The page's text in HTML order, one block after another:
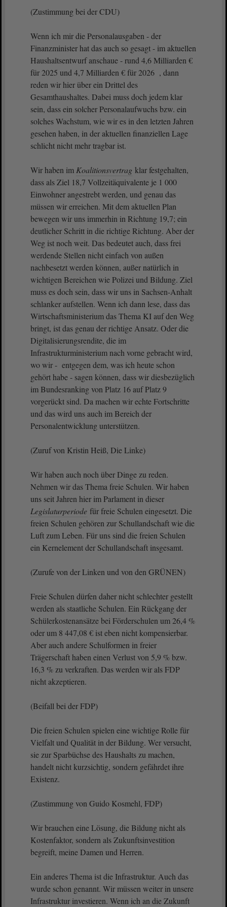
(Zustimmung bei der CDU)
Wenn ich mir die Personalausgaben - der
Finanzminister hat das auch so gesagt - im aktuellen
Haushaltsentwurf anschaue - rund 4,6 Milliarden €
für 2025 und 4,7 Milliarden € für 2026 , dann
reden wir hier über ein Drittel des
Gesamthaushaltes. Dabei muss doch jedem klar
sein, dass ein solcher Personalaufwuchs bzw. ein
solches Wachstum, wie wir es in den letzten Jahren
gesehen haben, in der aktuellen finanziellen Lage
schlicht nicht mehr tragbar ist.
Wir haben im Koalitionsvertrag klar festgehalten,
dass als Ziel 18,7 Vollzeitäquivalente je 1 000
Einwohner angestrebt werden, und genau das
müssen wir erreichen. Mit dem aktuellen Plan
bewegen wir uns immerhin in Richtung 19,7; ein
deutlicher Schritt in die richtige Richtung. Aber der
Weg ist noch weit. Das bedeutet auch, dass frei
werdende Stellen nicht einfach von außen
nachbesetzt werden können, außer natürlich in
wichtigen Bereichen wie Polizei und Bildung. Ziel
muss es doch sein, dass wir uns in Sachsen-Anhalt
schlanker aufstellen. Wenn ich dann lese, dass das
Wirtschaftsministerium das Thema KI auf den Weg
bringt, ist das genau der richtige Ansatz. Oder die
Digitalisierungsrendite, die im
Infrastrukturministerium nach vorne gebracht wird,
wo wir - entgegen dem, was ich heute schon
gehört habe - sagen können, dass wir diesbezüglich
im Bundesranking von Platz 16 auf Platz 9
vorgerückt sind. Da machen wir echte Fortschritte
und das wird uns auch im Bereich der
Personalentwicklung unterstützen.
(Zuruf von Kristin Heiß, Die Linke)
Wir haben auch noch über Dinge zu reden.
Nehmen wir das Thema freie Schulen. Wir haben
uns seit Jahren hier im Parlament in dieser
Legislaturperiode für freie Schulen eingesetzt. Die
freien Schulen gehören zur Schullandschaft wie die
Luft zum Leben. Für uns sind die freien Schulen
ein Kernelement der Schullandschaft insgesamt.
(Zurufe von der Linken und von den GRÜNEN)
Freie Schulen dürfen daher nicht schlechter gestellt
werden als staatliche Schulen. Ein Rückgang der
Schülerkostenansätze bei Förderschulen um 26,4 %
oder um 8 447,08 € ist eben nicht kompensierbar.
Aber auch andere Schulformen in freier
Trägerschaft haben einen Verlust von 5,9 % bzw.
16,3 % zu verkraften. Das werden wir als FDP
nicht akzeptieren.
(Beifall bei der FDP)
Die freien Schulen spielen eine wichtige Rolle für
Vielfalt und Qualität in der Bildung. Wer versucht,
sie zur Sparbüchse des Haushalts zu machen,
handelt nicht kurzsichtig, sondern gefährdet ihre
Existenz.
(Zustimmung von Guido Kosmehl, FDP)
Wir brauchen eine Lösung, die Bildung nicht als
Kostenfaktor, sondern als Zukunftsinvestition
begreift, meine Damen und Herren.
Ein anderes Thema ist die Infrastruktur. Auch das
wurde schon genannt. Wir müssen weiter in unsere
Infrastruktur investieren. Wenn ich an die Zukunft